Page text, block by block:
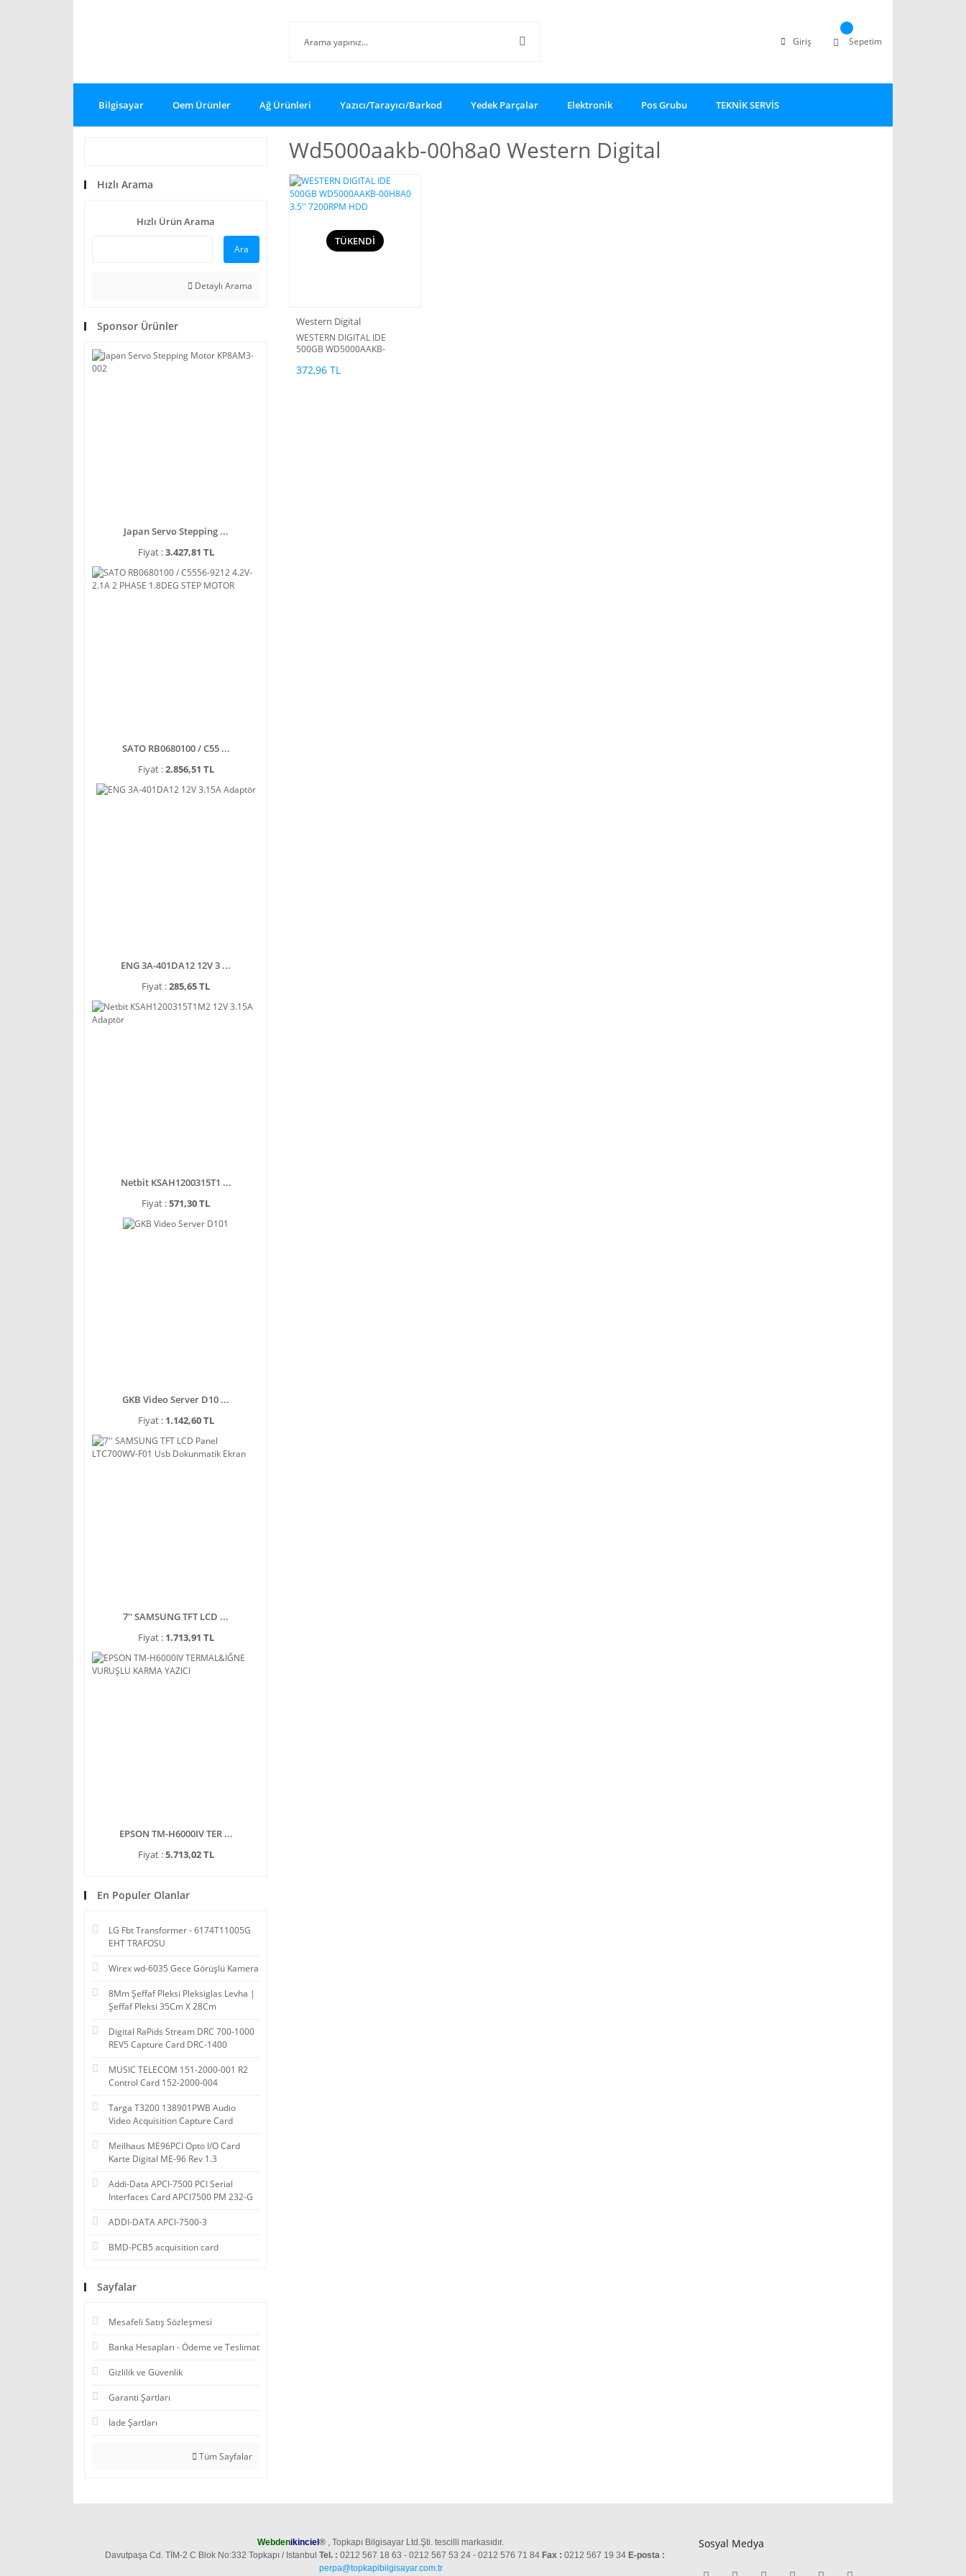
Giriş Sepetim
Bilgisayar Oem Ürünler Ağ Ürünleri Yazıcı/Tarayıcı/Barkod Yedek Parçalar Elektronik Pos Grubu TEKNİK SERVİS
Hızlı Arama
Hızlı Ürün Arama
Ara
Detaylı Arama
Sponsor Ürünler
Japan Servo Stepping ...
Fiyat :3.427,81 TL
SATO RB0680100 / C55 ...
Fiyat :2.856,51 TL
ENG 3A-401DA12 12V 3 ...
Fiyat :285,65 TL
Netbit KSAH1200315T1 ...
Fiyat :571,30 TL
GKB Video Server D10 ...
Fiyat : 1.142,60 TL
7'' SAMSUNG TFT LCD ...
Fiyat : 1.713,91 TL
EPSON TM-H6000IV TER ...
Fiyat :5.713,02 TL
En Populer Olanlar
LG Fbt Transformer - 6174T11005G
EHT TRAFOSU
Wirex wd-6035 Gece Görüşlü Kamera
8Mm Şeffaf Pleksi Pleksiglas Levha |
Şeffaf Pleksi 35Cm X 28Cm
Digital RaPids Stream DRC 700-1000
REV5 Capture Card DRC-1400
MUSIC TELECOM 151-2000-001 R2
Control Card 152-2000-004
Targa T3200 138901PWB Audio
Video Acquisition Capture Card
Meilhaus ME96PCI Opto I/O Card
Karte Digital ME-96 Rev 1.3
Addi-Data APCI-7500 PCI Serial
Interfaces Card APCI7500 PM 232-G
ADDI-DATA APCI-7500-3
BMD-PCB5 acquisition card
Sayfalar
Mesafeli Satış Sözleşmesi
Banka Hesapları - Ödeme ve Teslimat
Gizlilik ve Güvenlik
Garanti Şartları
İade Şartları
Tüm Sayfalar
Wd5000aakb-00h8a0 Western Digital
TÜKENDİ
Western Digital
WESTERN DIGITAL IDE
500GB WD5000AAKB-
372,96 TL
Webdenikinciel ® , Topkapı Bilgisayar Ltd.Şti. tescilli markasıdır.
Davutpaşa Cd. TİM-2 C Blok No:332 Topkapı / Istanbul Tel. : 0212 567 18 63 - 0212 567 53 24 - 0212 576 71 84 Fax : 0212 567 19 34 E-posta :
perpa@topkapibilgisayar.com.tr
Sosyal Medya